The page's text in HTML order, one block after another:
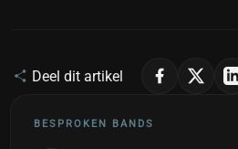
Deel dit artikel
BESPROKEN BANDS